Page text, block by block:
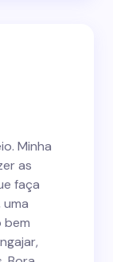
Minha
as
faça
bem